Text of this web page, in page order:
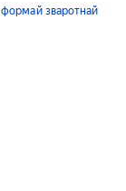
формай зваротнай